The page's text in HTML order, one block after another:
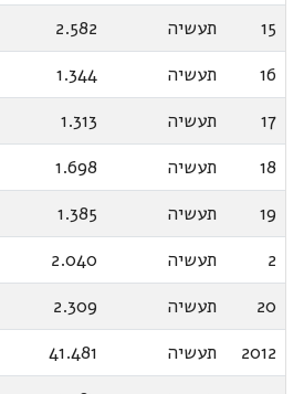
15
תעשיה 2.582
16
תעשיה 1.344
17
תעשיה 1.313
18
תעשיה 1.698
19
תעשיה 1.385
2
תעשיה 2.040
20
תעשיה 2.309
2012
תעשיה 41.481